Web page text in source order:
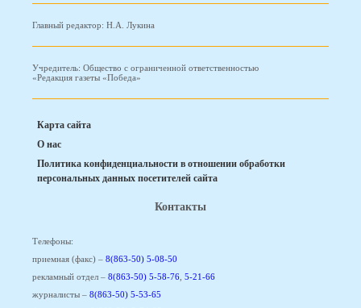
Главный редактор: Н.А. Лукина
Учредитель: Общество с ограниченной ответственностью
«Редакция газеты «Победа»
Карта сайта
О нас
Политика конфиденциальности в отношении обработки
персональных данных посетителей сайта
Контакты
Телефоны:
приемная (факс) – 8(863-50) 5-08-50
рекламный отдел – 8(863-50) 5-58-76 5-21-66
журналисты – 8(863-50) 5-53-65